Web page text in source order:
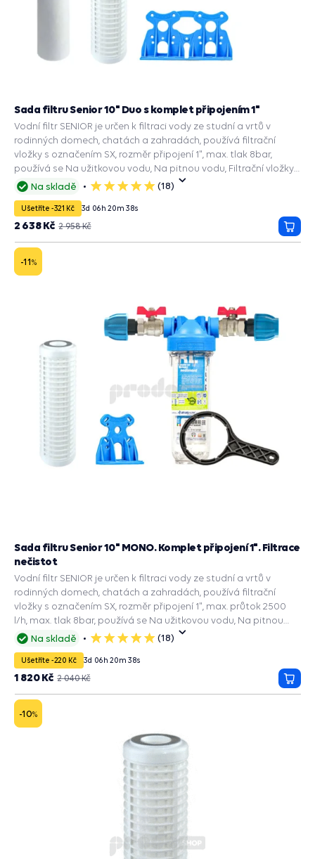
Na skladě
5
(18)
Sada filtru Senior 10" Duo s komplet připojením 1"
Vodní filtr SENIOR je určen k filtraci vody ze studní a vrtů v
rodinných domech, chatách a zahradách, používá filtrační
vložky s označením SX, rozměr připojení 1", max. tlak 8bar,
používá se Na užitkovou vodu, Na pitnou vodu, Filtrační vložky
FA 10 mcr: slouží k vysokoúčinné filtraci jemných částeček, rzi,
Ušetříte -321 Kč 3d 06h 20m 37s
2 958 Kč
2 638 Kč
do
-11%
Na skladě
5
(18)
Sada filtru Senior 10" MONO. Komplet připojení 1". Filtrace
nečistot
Vodní filtr SENIOR je určen k filtraci vody ze studní a vrtů v
rodinných domech, chatách a zahradách, používá filtrační
vložky s označením SX, rozměr připojení 1", max. průtok 2500
l/h, max. tlak 8bar, používá se Na užitkovou vodu, Na pitnou
vodu, Filtrační vložky RL SX: 50mcr,zachycuje mechanické
Ušetříte -220 Kč 3d 06h 20m 37s
2 040 Kč
1 820 Kč
do
-10%